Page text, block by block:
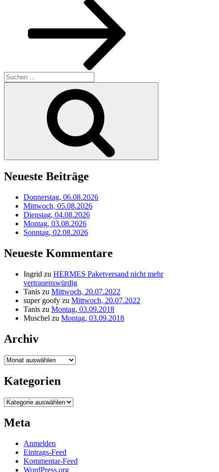
Suchen
nach:
Neueste Beiträge
Donnerstag, 06.08.2026
Mittwoch, 05.08.2026
Dienstag, 04.08.2026
Montag, 03.08.2026
Sonntag, 02.08.2026
Neueste Kommentare
Ingrid zu HERMES Paketversand nicht mehr
vertrauenswürdig
Tanis zu Mittwoch, 20.07.2022
super goofy zu Mittwoch, 20.07.2022
Tanis zu Montag, 03.09.2018
Muschel zu Montag, 03.09.2018
Archiv
Archiv
Kategorien
Kategorien
Meta
Anmelden
Eintrags-Feed
Kommentar-Feed
WordPress.org